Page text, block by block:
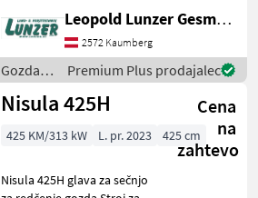
Schnitt bis 500mm
sauberes Entasten bis
430mm Messer 5+1
Gewicht:640kg Öl-Bedarf:
140-180 L
Leopold Lunzer GesmbH
2572 Kaumberg
Gozdarska
in
lesarska
/ Nisula
Premium Plus prodajalec
Nisula 425H
Cena
na
zahtevo
425 KM/313 kW L. pr. 2023 425 cm
Nisula 425H glava za sečnjo